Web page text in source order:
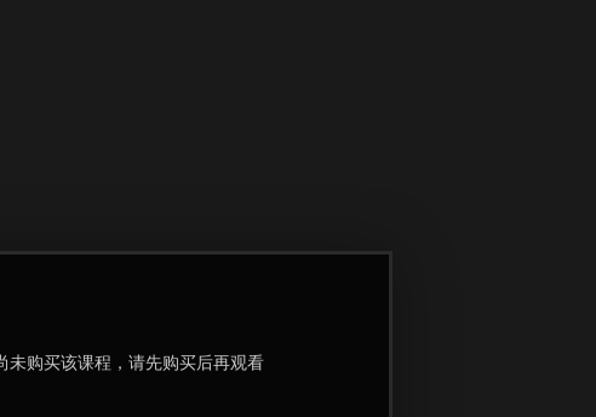
未购买该课程，请先购买后再观看